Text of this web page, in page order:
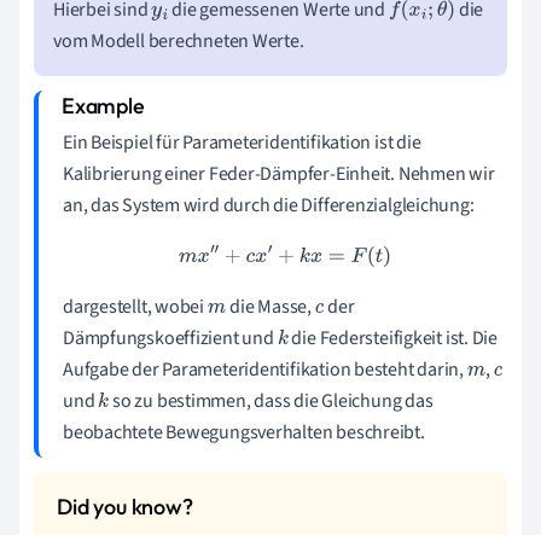
Hierbei sindyi die gemessenen Werte und f(xi;θ)
die
vom Modell berechneten Werte.
Ein Beispiel für Parameteridentifikation ist die
Kalibrierung einer Feder-Dämpfer-Einheit. Nehmen wir
an, das System wird durch die Differenzialgleichung:
mx ″+c x′+ kx=F(t)
dargestellt, wobeim die Masse,cder
Dämpfungskoeffizient undkdie Federsteifigkeit ist. Die
Aufgabe der Parameteridentifikation besteht darin,m,c
undkso zu bestimmen, dass die Gleichung das
beobachtete Bewegungsverhalten beschreibt.